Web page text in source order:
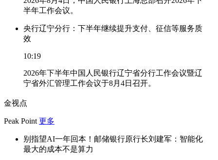
半年工作会议。
央行辽宁分行：下半年继续提升支付、征信等服务质
效
10:19
2026年下半年中国人民银行辽宁省分行工作会议暨辽
宁省外汇管理工作会议于8月4日召开。
金视点
Peak Point 更多
别指望AI一年回本！邮储银行原行长刘建军：智能化
最大的成本不是算力